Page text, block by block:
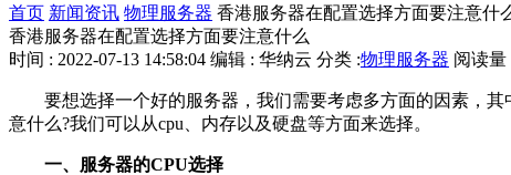
首页 新闻资讯 物理服务器 香港服务器在配置选择方面要注意什
香港服务器在配置选择方面要注意什么
时间 : 2022-07-13 14:58:04 编辑 : 华纳云 分类 :物理服务器 阅读量
要想选择一个好的服务器，我们需要考虑多方面的因素，
意什么?我们可以从cpu、内存以及硬盘等方面来选择。
一、服务器的CPU选择